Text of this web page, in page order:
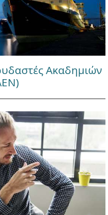
Ακαδημιών